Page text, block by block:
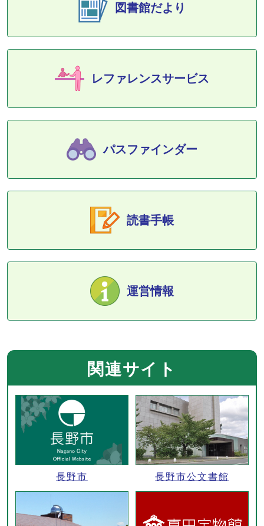
図書館だより
レファレンスサービス
パスファインダー
読書手帳
運営情報
関連サイト
長野市 長野市公文書館